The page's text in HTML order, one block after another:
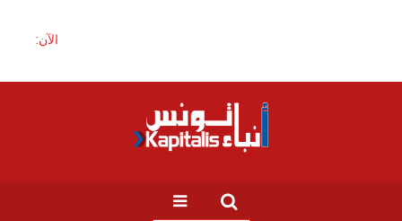
الآن: